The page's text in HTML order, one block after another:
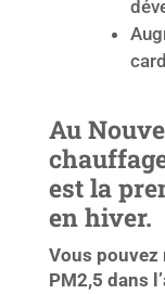
Au
est la
en hiver.
Vous
PM2,5 dans